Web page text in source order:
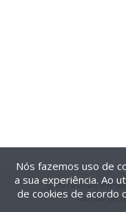
@2014-2026
Termos de
Nós fazemos uso de
a sua experiência. Ao
de cookies de acordo